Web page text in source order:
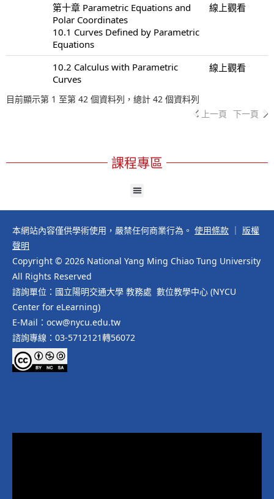
第十章 Parametric Equations and
Polar Coordinates
10.1 Curves Defined by Parametric
Equations
線上觀看
10.2 Calculus with Parametric
Curves
線上觀看
目前顯示第 1 至第 42 個資料列，總計 42 個資料列
上一頁 下一頁
課程專區
本網站內容僅供學術使用，嚴禁任何商業行為。 使用條款
版權
聲明
Copyright © 2026 National Yang Ming Chiao Tung University
All Rights Reserved
諮詢單位：國立陽明交通大學 教務處 數位教學中心 (NYCU
Center for eLearning)
E-Mail：ocw@nycu.edu.tw
諮詢專線：03-5712121轉56072